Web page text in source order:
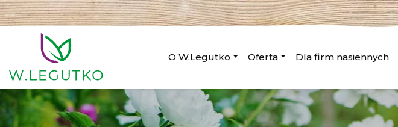
O W.Legutko Oferta Dla firm nasiennych